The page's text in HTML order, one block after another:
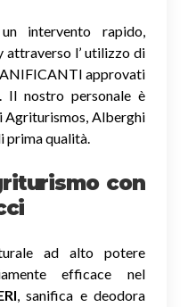
intervento rapido,
l’ utilizzo di
approvati
Il nostro personale è
Agriturismos, Alberghi
prima qualità.
con
ad alto potere
efficace nel
, sanifica e deodora